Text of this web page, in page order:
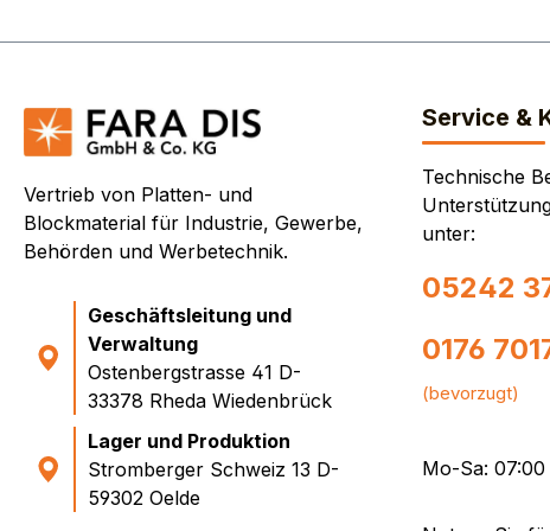
Vertrieb von Platten- und
Blockmaterial für Industrie, Gewerbe,
Behörden und Werbetechnik.
Geschäftsleitung und
Verwaltung
Ostenbergstrasse 41 D-
33378 Rheda Wiedenbrück
Lager und Produktion
Stromberger Schweiz 13 D-
59302 Oelde
Service &
Technische
unter:
05242
0176
(bevorzugt)
Mo-Sa: